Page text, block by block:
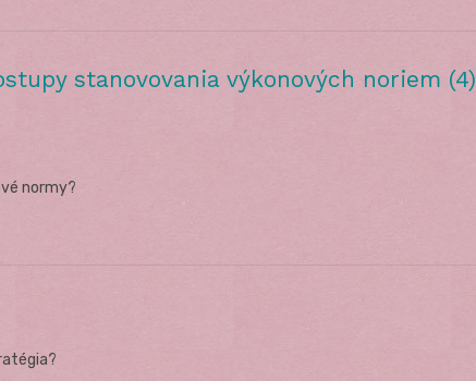
stanovovania výkonových noriem (4)
normy?